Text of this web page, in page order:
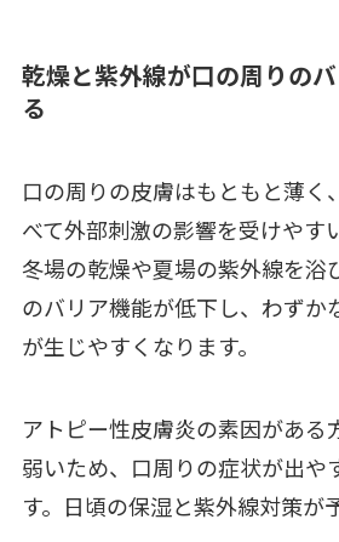
乾燥と紫外線が口の周りの
る
口の周りの皮膚はもともと薄く
べて外部刺激の影響を受けやす
冬場の乾燥や夏場の紫外線を浴
のバリア機能が低下し、わずか
が生じやすくなります。
アトピー性皮膚炎の素因がある
弱いため、口周りの症状が出や
す。日頃の保湿と紫外線対策が